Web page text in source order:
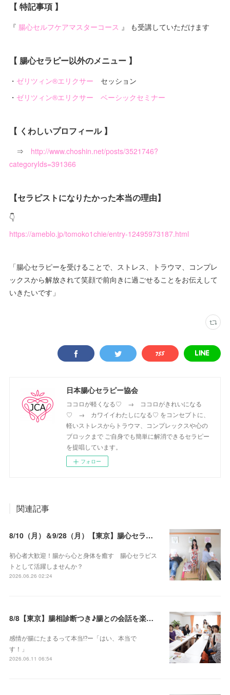
【 特記事項 】
『 腸心セルフケアマスターコース 』 も受講していただけます
【 腸心セラピー以外のメニュー 】
・ ゼリツィン®エリクサー セッション
・ ゼリツィン®エリクサー ベーシックセミナー
【 くわしいプロフィール 】
⇒ http://www.choshin.net/posts/3521746?
categoryIds=391366
【セラピストになりたかった本当の理由】
👇
https://ameblo.jp/tomoko1chie/entry-12495973187.html
「腸心セラピーを受けることで、ストレス、トラウマ、コンプレ
ックスから解放されて笑顔で前向きに過ごせることをお伝えして
いきたいです」
日本腸心セラピー協会
ココロが軽くなる♡ → ココロがきれいになる
♡ → カワイイわたしになる♡ をコンセプトに、
軽いストレスからトラウマ、コンプレックスや心の
ブロックまで ご自身でも簡単に解消できるセラピー
を提唱しています。
フォロー
関連記事
8/10（月）＆9/28（月）【東京】腸心セラピスト養成コース《２日間コース》開講決定
初心者大歓迎！腸から心と身体を癒す 腸心セラピス
トとして活躍しませんか？
2026.06.26 02:24
8/8【東京】腸相診断つき♪腸との会話を楽しむ♡腸心セラピー♪お試し体験会
感情が腸にたまるって本当⁉️ー「はい、本当で
す！」
2026.06.11 06:54